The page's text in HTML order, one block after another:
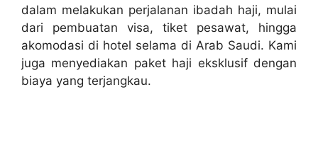
dalam melakukan perjalanan ibadah haji, mulai
dari pembuatan visa, tiket pesawat, hingga
akomodasi di hotel selama di Arab Saudi. Kami
juga menyediakan paket haji eksklusif dengan
biaya yang terjangkau.